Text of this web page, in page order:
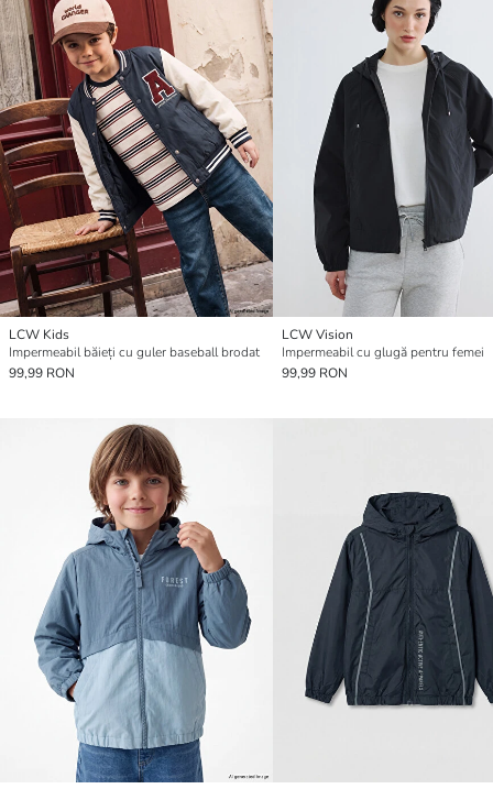
LCW Kids
Impermeabil băieți cu guler baseball brodat
99,99 RON
LCW Vision
Impermeabil cu glugă pentru femei
99,99 RON